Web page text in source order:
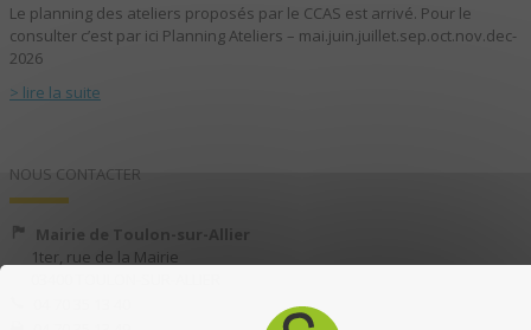
Le planning des ateliers proposés par le CCAS est arrivé. Pour le
consulter c’est par ici Planning Ateliers – mai.juin.juillet.sep.oct.nov.dec-
2026
> lire la suite
NOUS CONTACTER
Mairie de Toulon-sur-Allier
1ter, rue de la Mairie